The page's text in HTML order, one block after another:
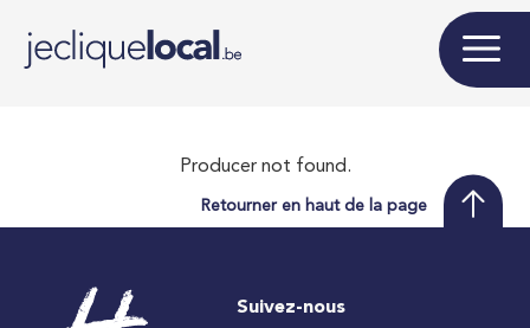
Producer not found.
Retourner en haut de la page
Suivez-nous